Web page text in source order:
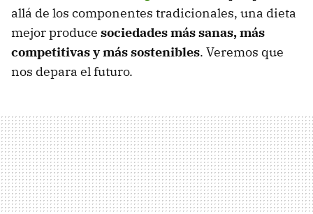
allá de los componentes tradicionales, una dieta
mejor produce sociedades más sanas, más
competitivas y más sostenibles. Veremos que
nos depara el futuro.